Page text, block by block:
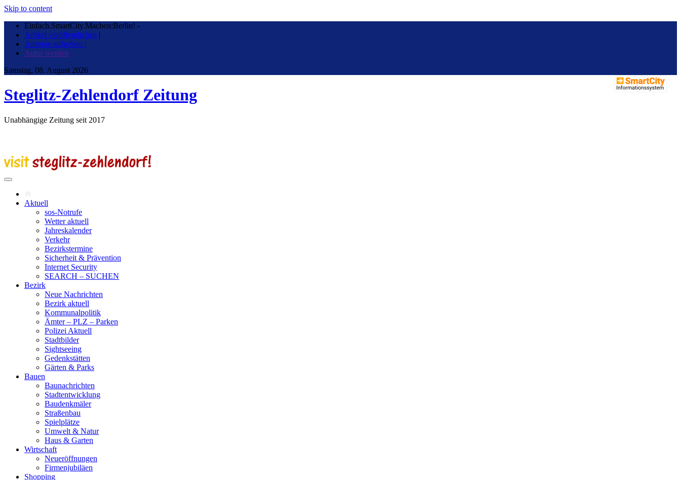
Skip to content
Einfach.SmartCity.Machen:Berlin! -
Artikel veröffentlichen |
Anzeige aufgeben |
Autor werden
Samstag, 08. August 2026
Steglitz-Zehlendorf Zeitung
Unabhängige Zeitung seit 2017
Aktuell
sos-Notrufe
Wetter aktuell
Jahreskalender
Verkehr
Bezirkstermine
Sicherheit & Prävention
Internet Security
SEARCH – SUCHEN
Bezirk
Neue Nachrichten
Bezirk aktuell
Kommunalpolitik
Ämter – PLZ – Parken
Polizei Aktuell
Stadtbilder
Sightseeing
Gedenkstätten
Gärten & Parks
Bauen
Baunachrichten
Stadtentwicklung
Baudenkmäler
Straßenbau
Spielplätze
Umwelt & Natur
Haus & Garten
Wirtschaft
Neueröffnungen
Firmenjubiläen
Shopping